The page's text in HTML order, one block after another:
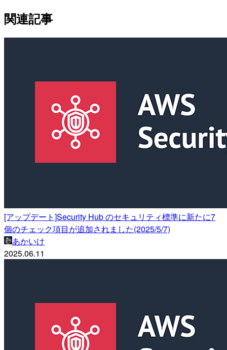
関連記事
[アップデート]Security Hub のセキュリティ標準に新たに7
個のチェック項目が追加されました(2025/5/7)
あかいけ
2025.06.11